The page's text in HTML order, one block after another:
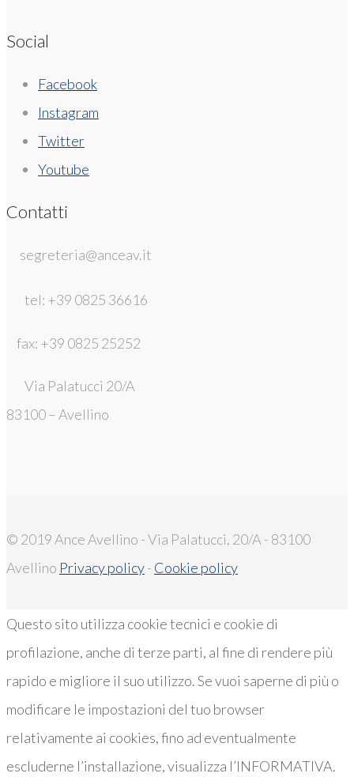
Social
Facebook
Instagram
Twitter
Youtube
Contatti
segreteria@anceav.it
tel: +39 0825 36616
fax: +39 0825 25252
Via Palatucci 20/A
83100 – Avellino
© 2019 Ance Avellino - Via Palatucci, 20/A - 83100
Avellino Privacy policy- Cookie policy
Questo sito utilizza cookie tecnici e cookie di
profilazione, anche di terze parti, al fine di rendere più
rapido e migliore il suo utilizzo. Se vuoi saperne di più o
modificare le impostazioni del tuo browser
relativamente ai cookies, fino ad eventualmente
escluderne l’installazione, visualizza l’INFORMATIVA.